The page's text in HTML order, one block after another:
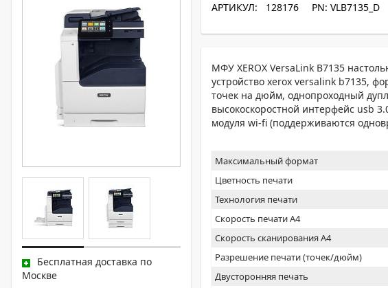
ПРОФИЛАКТИКА И ТО
РАЗОВЫЕ РЕМОНТЫ
АРЕНДА ОБОРУДОВАНИЯ
Бесплатная доставка по
Москве
АРТИКУЛ: 128176 PN: VLB7135_D
МФУ XEROX VersaLink B7135
устройство xerox versalink b7135,
точек на дюйм, однопроходный
высокоскоростной интерфейс usb
модуля wi-fi (поддерживаются
Максимальный формат
Цветность печати
Технология печати
Скорость печати А4
Скорость сканирования А4
Разрешение печати (точек/дюйм)
Двусторонняя печать